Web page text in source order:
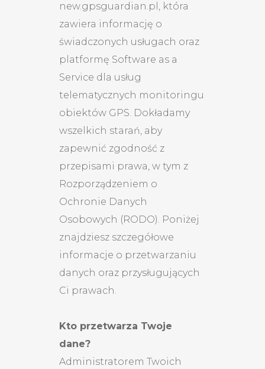
new.gpsguardian.pl, która
zawiera informację o
świadczonych usługach oraz
platformę Software as a
Service dla usług
telematycznych monitoringu
obiektów GPS. Dokładamy
wszelkich starań, aby
zapewnić zgodność z
przepisami prawa, w tym z
Rozporządzeniem o
Ochronie Danych
Osobowych (RODO). Poniżej
znajdziesz szczegółowe
informacje o przetwarzaniu
danych oraz przysługujących
Ci prawach.
Kto przetwarza Twoje
dane?
Administratorem Twoich